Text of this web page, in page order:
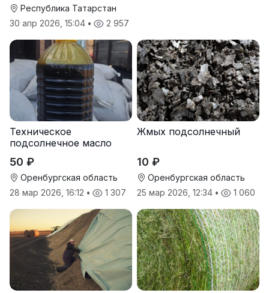
Республика Татарстан
30 апр 2026, 15:04 • 2 957
Техническое
подсолнечное масло
50 ₽
Оренбургская область
28 мар 2026, 16:12 • 1 307
Жмых подсолнечный
10 ₽
Оренбургская область
25 мар 2026, 12:34 • 1 060